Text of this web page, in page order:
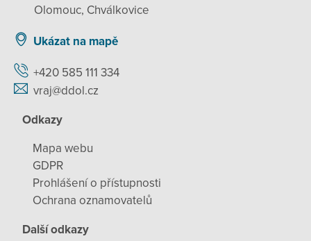
Olomouc, Chválkovice
Ukázat na mapě
+420 585 111 334
vraj@ddol.cz
Odkazy
Mapa webu
GDPR
Prohlášení o přístupnosti
Ochrana oznamovatelů
Další odkazy